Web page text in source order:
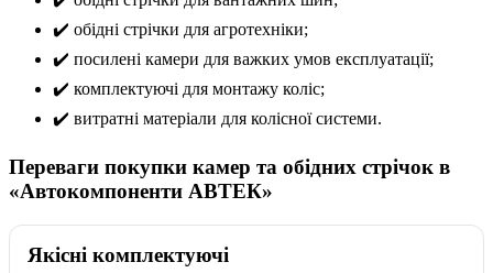
✔️ обідні стрічки для агротехніки;
✔️ посилені камери для важких умов експлуатації;
✔️ комплектуючі для монтажу коліс;
✔️ витратні матеріали для колісної системи.
Переваги покупки камер та обідних стрічок в
«Автокомпоненти АВТЕК»
Якісні комплектуючі